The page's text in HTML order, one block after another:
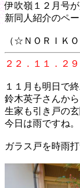
伊吹嶺１２月号
新同人紹介のペ
（☆ＮＯＲＩＫ
２２．１１．２
１１月も明日で
鈴木英子さんか
生家も引き戸の
今日は雨ですね
ガラス戸を